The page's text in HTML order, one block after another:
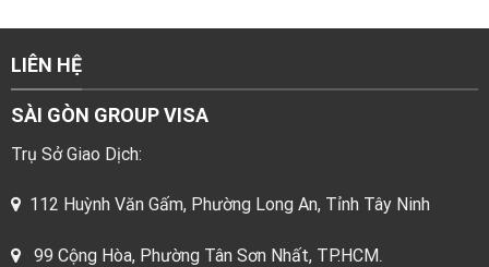
LIÊN HỆ
SÀI GÒN GROUP VISA
Trụ Sở Giao Dịch:
112 Huỳnh Văn Gấm, Phường Long An, Tỉnh Tây Ninh
99 Cộng Hòa, Phường Tân Sơn Nhất, TP.HCM.